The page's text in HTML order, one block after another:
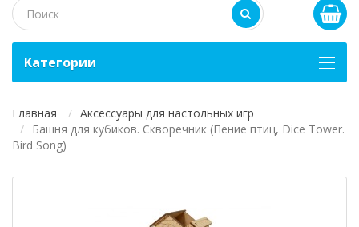
Kатегории
Главная
Аксессуары для настольных игр
Башня для кубиков. Скворечник (Пение птиц, Dice Tower.
Bird Song)